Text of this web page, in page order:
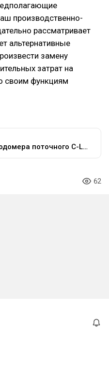
производственно-
рассматривает
альтернативные
замену
затрат на
своим функциям
Новый аналог расходомера поточного C-LEVER от
62